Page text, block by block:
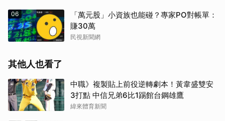
06
「萬元股」小資族也能碰？專家PO對帳單：
賺30萬
民視新聞網
其他人也看了
中職》複製貼上前役逆轉劇本！黃韋盛雙安
3打點 中信兄弟6比1踢館台鋼雄鷹
緯來體育新聞